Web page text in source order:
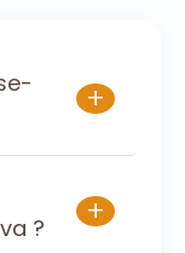
+
?
+